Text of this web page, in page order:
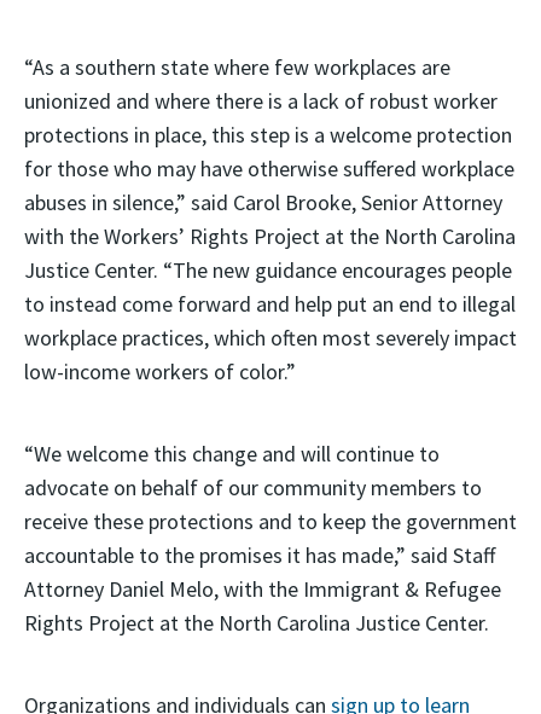
“As a southern state where few workplaces are
unionized and where there is a lack of robust worker
protections in place, this step is a welcome protection
for those who may have otherwise suffered workplace
abuses in silence,” said Carol Brooke, Senior Attorney
with the Workers’ Rights Project at the North Carolina
Justice Center. “The new guidance encourages people
to instead come forward and help put an end to illegal
workplace practices, which often most severely impact
low-income workers of color.”
“We welcome this change and will continue to
advocate on behalf of our community members to
receive these protections and to keep the government
accountable to the promises it has made,” said Staff
Attorney Daniel Melo, with the Immigrant & Refugee
Rights Project at the North Carolina Justice Center.
Organizations and individuals can sign up to learn